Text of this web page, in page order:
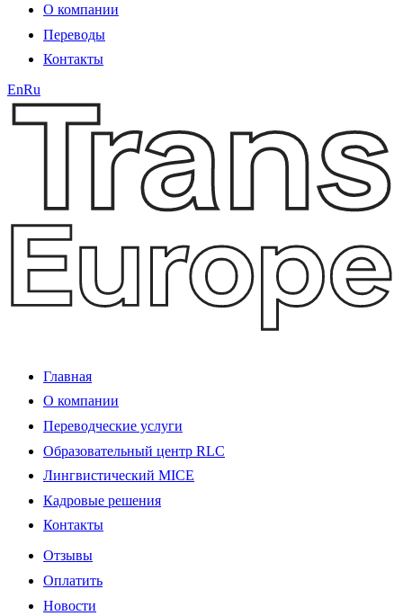
О компании
Переводы
Контакты
EnRu
Главная
О компании
Переводческие услуги
Образовательный центр RLC
Лингвистический MICE
Кадровые решения
Контакты
Отзывы
Оплатить
Новости